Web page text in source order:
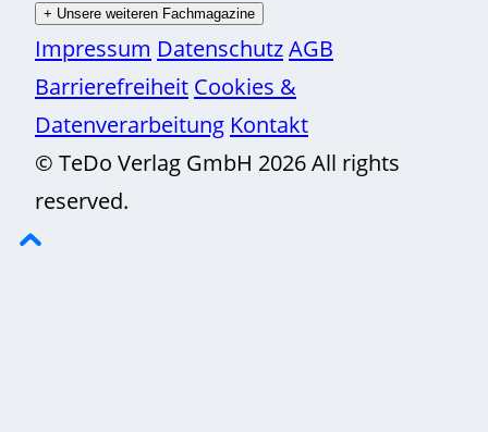
+ Unsere weiteren Fachmagazine
Impressum DatenschutzAGB
Barrierefreiheit Cookies &
Datenverarbeitung Kontakt
© TeDo Verlag GmbH 2026 All rights
reserved.